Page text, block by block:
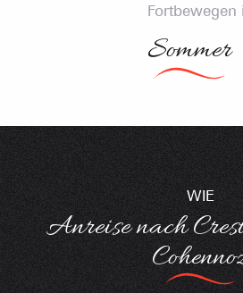
Fortbewegen
Sommer
WEITERE
WIE
Anreise nach